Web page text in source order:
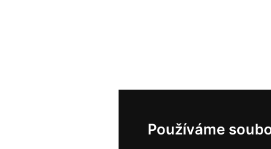
Používáme